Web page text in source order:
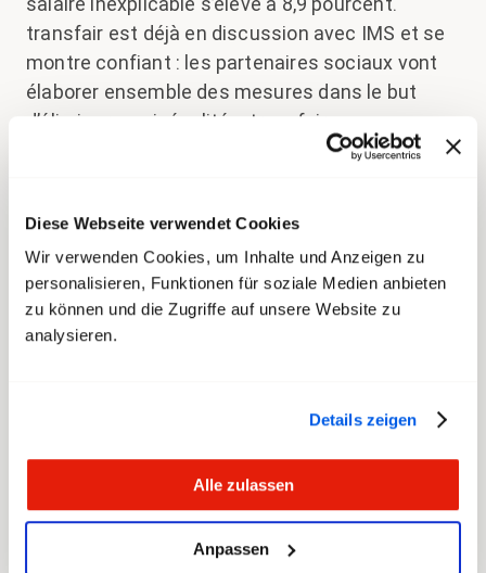
Diese Webseite verwendet Cookies
Wir verwenden Cookies, um Inhalte und Anzeigen zu
personalisieren, Funktionen für soziale Medien anbieten
zu können und die Zugriffe auf unsere Website zu
analysieren.
Details zeigen
Alle zulassen
Anpassen
transfair est déjà en discussion avec IMS et se
montre confiant : les partenaires sociaux vont
élaborer ensemble des mesures dans le but
d’éliminer ces inégalités. transfair va
accompagner et observer ce processus de près.
Montrer l’exemple avec
RESPECT8-3.CH
Lorsque transfair, son organisation faîtière
discrimination salariale « RESPECT8-3.CH »,
d’égalité salariale.